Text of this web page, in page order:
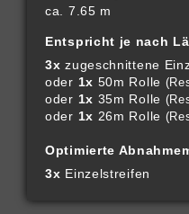
ca. 7.65 m
Entspricht je nach
3x zugeschnittene
oder 1x 50m Rolle
oder 1x 35m Rolle
oder 1x 26m Rolle
Optimierte
3x Einzelstreifen